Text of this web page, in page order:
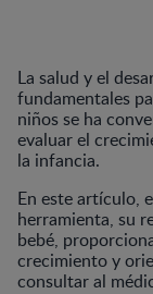
La salud y el
fundamentales
niños se ha
evaluar el
la infancia.
En este artículo,
herramienta, su
bebé,
crecimiento y
consultar al